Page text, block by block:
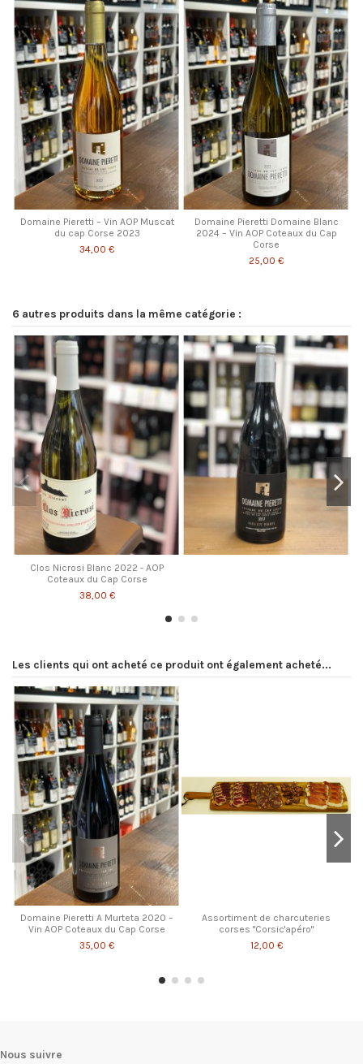
Domaine Pieretti – Vin AOP Muscat
du cap Corse 2023
34,00 €
Domaine Pieretti Domaine Blanc
2024 – Vin AOP Coteaux du Cap
Corse
25,00 €
6 autres produits dans la même catégorie :
Clos Nicrosi Blanc 2022 - AOP
Coteaux du Cap Corse
38,00 €
Les clients qui ont acheté ce produit ont également acheté...
Domaine Pieretti A Murteta 2020 –
Vin AOP Coteaux du Cap Corse
35,00 €
Assortiment de charcuteries
corses "Corsic'apéro"
12,00 €
Nous suivre